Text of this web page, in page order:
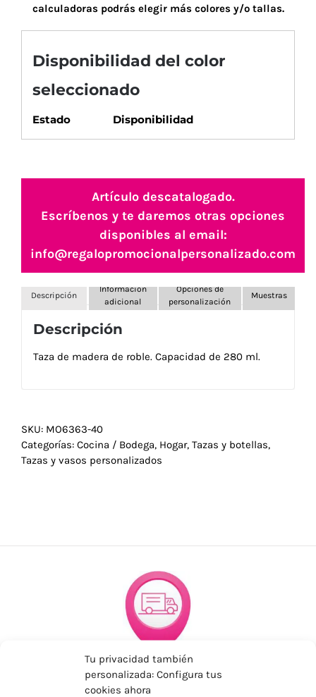
Tu privacidad también
personalizada: Configura tus
cookies ahora
calculadoras podrás elegir más colores y/o tallas.
Disponibilidad del color
seleccionado
Estado Disponibilidad
Artículo descatalogado.
Escríbenos y te daremos otras opciones
disponibles al email:
info@regalopromocionalpersonalizado.com
Descripción
Información
adicional
Opciones de
personalización
Muestras
Descripción
Taza de madera de roble. Capacidad de 280 ml.
SKU: MO6363-40
Categorías: Cocina / Bodega, Hogar, Tazas y botellas,
Tazas y vasos personalizados
ENVÍOS ECONÓMICOS
Para Península, resto consultar